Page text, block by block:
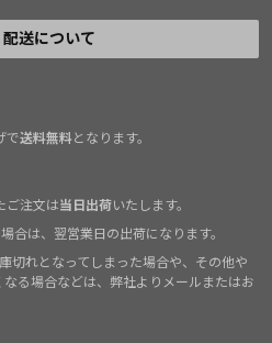
送について
で送料無料となります。
ご注文は当日出荷いたします。
合は、翌営業日の出荷になります。
切れとなってしまった場合や、その他や
る場合などは、弊社よりメールまたはお